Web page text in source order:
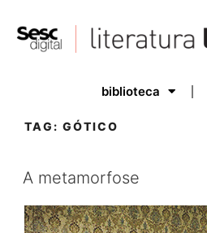
biblioteca
TAG: GÓTICO
A metamorfose